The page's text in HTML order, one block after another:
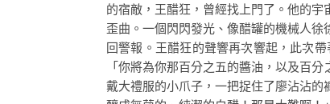
的宿敵，王醋狂，曾經找上門了。他的
歪曲。一個閃閃發光、像醋罐的機械人
回警報。王醋狂的聲響再次響起，此次
「你將為你那百分之五的醬油，以及百
戴大禮服的小爪子，一把捉住了廖沾沾